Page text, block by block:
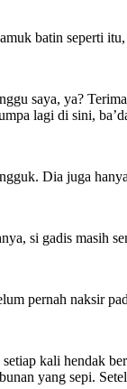
batin seperti
saya, ya?
lagi di sini,
Dia juga
si gadis masih
pernah naksir
kali hendak
yang sepi.